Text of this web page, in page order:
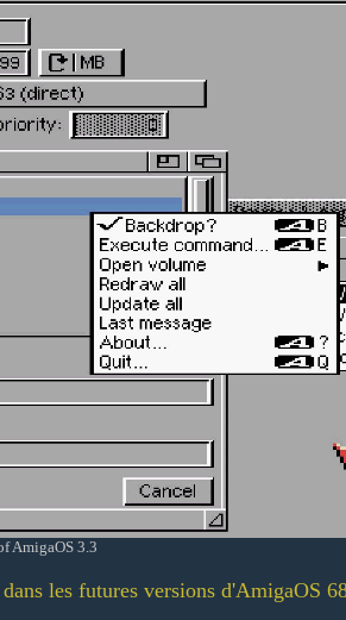
AmigaOS 3.3
les futures versions d'AmigaOS